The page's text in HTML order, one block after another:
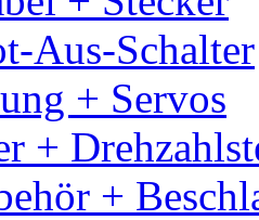
Aus-Schalter
+ Servos
+
+